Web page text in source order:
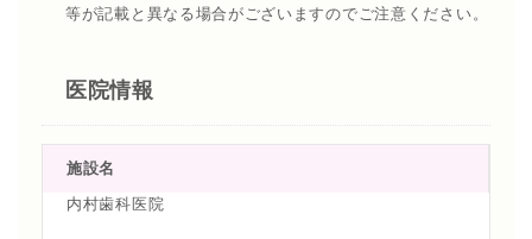
等が記載と異なる場合がございますのでご注意ください。
医院情報
施設名
内村歯科医院